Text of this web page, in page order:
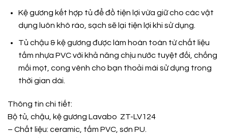
Kệ gương kết hợp tủ để đồ tiện lợi vừa giữ cho các vật
dụng luôn khô ráo, sạch sẽ lại tiện lợi khi sử dụng.
Tủ chậu & kệ gương được làm hoàn toàn từ chất liệu
tấm nhựa PVC với khả năng chịu nước tuyệt đối, chống
mối mọt, cong vênh cho bạn thoải mái sử dụng trong
thời gian dài.
Thông tin chi tiết:
Bộ tủ, chậu, kệ gương Lavabo ZT-LV124
– Chất liệu: ceramic, tấm PVC, sơn PU.